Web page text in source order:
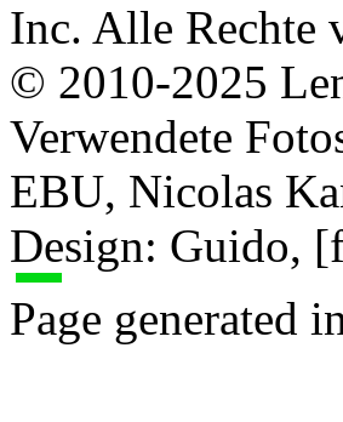
Inc. Alle Rechte
© 2010-2025
Verwendete
EBU, Nicolas
Design: Guido,
Page generated